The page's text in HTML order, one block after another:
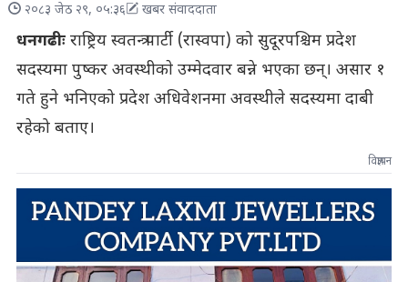
२०८३ जेठ २९, ०५:३६ खबर संवाददाता
धनगढीःराष्ट्रिय स्वतन्त्र पार्टी (रास्वपा) को सुदूरपश्चिम प्रदेश
सदस्यमा पुष्कर अवस्थीकाे उम्मेदवार बन्ने भएका छन्। असार १
गते हुने भनिएको प्रदेश अधिवेशनमा अवस्थीले सदस्यमा दाबी
रहेको बताए।
विज्ञापन